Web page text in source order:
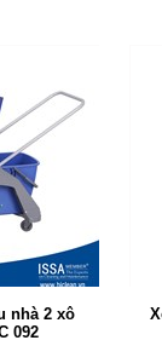
nhà 2 xô
092